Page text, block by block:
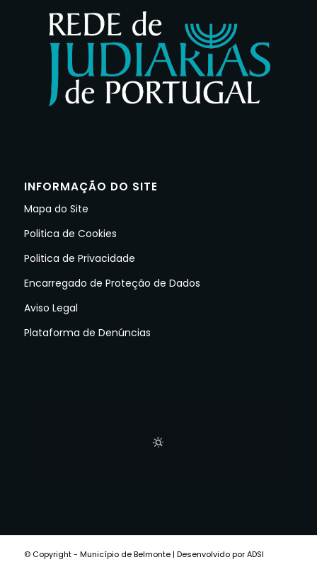
INFORMAÇÃO DO SITE
Mapa do Site
Politica de Cookies
Politica de Privacidade
Encarregado de Proteção de Dados
Aviso Legal
Plataforma de Denúncias
© Copyright - Município de Belmonte | Desenvolvido por ADSI